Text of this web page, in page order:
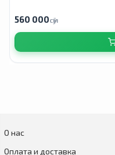
560 000сӯм
О нас
Оплата и доставка